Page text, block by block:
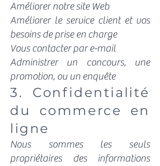
Améliorer notre site Web
Améliorer le service client et vos
besoins de prise en charge
Vous contacter par e-mail
Administrer un concours, une
promotion, ou un enquête
3. Confidentialité
du commerce en
ligne
Nous sommes les seuls
propriétaires des informations